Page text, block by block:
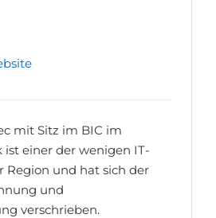
mit Sitz im BIC im
ist einer der wenigen IT-
Region und hat sich der
und
verschrieben.